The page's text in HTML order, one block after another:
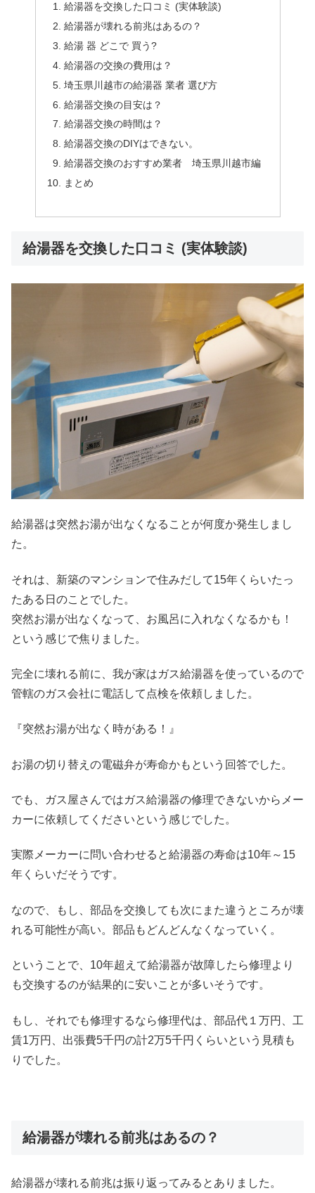
給湯器を交換した口コミ (実体験談)
給湯器が壊れる前兆はあるの？
給湯 器 どこで 買う?
給湯器の交換の費用は？
埼玉県川越市の給湯器 業者 選び方
給湯器交換の目安は？
給湯器交換の時間は？
給湯器交換のDIYはできない。
給湯器交換のおすすめ業者 埼玉県川越市編
まとめ
給湯器を交換した口コミ (実体験談)
給湯器は突然お湯が出なくなることが何度か発生しまし
た。
それは、新築のマンションで住みだして15年くらいたっ
たある日のことでした。
突然お湯が出なくなって、お風呂に入れなくなるかも！
という感じで焦りました。
完全に壊れる前に、我が家はガス給湯器を使っているので
管轄のガス会社に電話して点検を依頼しました。
『突然お湯が出なく時がある！』
お湯の切り替えの電磁弁が寿命かもという回答でした。
でも、ガス屋さんではガス給湯器の修理できないからメー
カーに依頼してくださいという感じでした。
実際メーカーに問い合わせると給湯器の寿命は10年～15
年くらいだそうです。
なので、もし、部品を交換しても次にまた違うところが壊
れる可能性が高い。部品もどんどんなくなっていく。
ということで、10年超えて給湯器が故障したら修理より
も交換するのが結果的に安いことが多いそうです。
もし、それでも修理するなら修理代は、部品代１万円、工
賃1万円、出張費5千円の計2万5千円くらいという見積も
りでした。
給湯器が壊れる前兆はあるの？
給湯器が壊れる前兆は振り返ってみるとありました。